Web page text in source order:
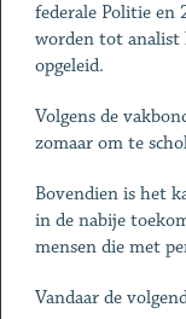
federale Politie en
worden tot analist
opgeleid.
Volgens de
zomaar om te
Bovendien is het
in de nabije
mensen die met
Vandaar de